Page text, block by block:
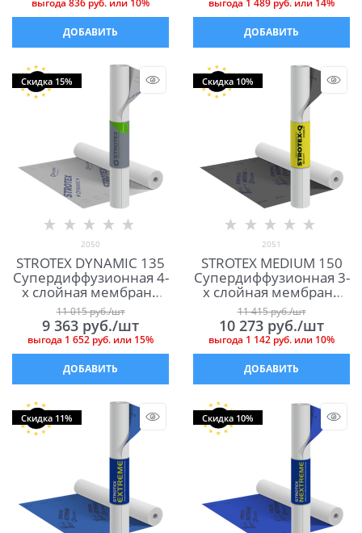
выгода 836 руб. или 10%
ДОБАВИТЬ
выгода 1 489 руб. или 14%
ДОБАВИТЬ
Скидка 15%
2050
STROTEX DYNAMIC 135
Супердиффузионная 4-
х слойная мембрана
для кровли и фасада
11 015 руб./шт
9 363 руб./шт
выгода 1 652 руб. или 15%
ДОБАВИТЬ
Скидка 10%
2051
STROTEX MEDIUM 150
Супердиффузионная 3-
х слойная мембрана
для кровли и фасада
11 415 руб./шт
10 273 руб./шт
выгода 1 142 руб. или 10%
ДОБАВИТЬ
Скидка 11% Скидка 10%